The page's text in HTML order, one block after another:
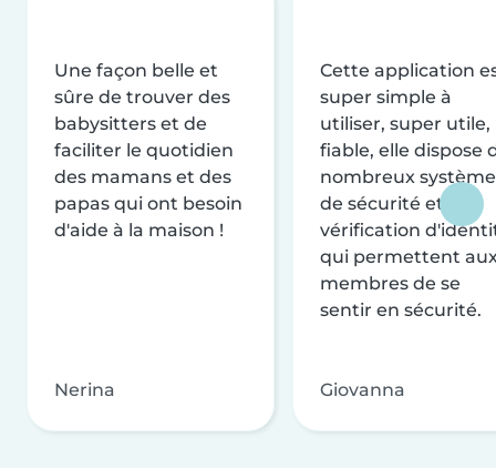
Une façon belle et
sûre de trouver des
babysitters et de
faciliter le quotidien
des mamans et des
papas qui ont besoin
d'aide à la maison !
Nerina
Cette application
super simple à
utiliser, super utile,
fiable, elle dispose
nombreux
de sécurité et de
vérification
qui permettent
membres de se
sentir en sécurité.
Giovanna